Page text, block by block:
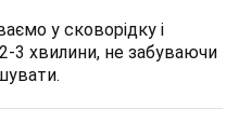
у сковорідку і
3 хвилини, не забуваючи